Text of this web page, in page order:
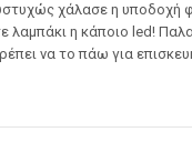
χάλασε η υποδοχή
η κάποιο led!
να το πάω για